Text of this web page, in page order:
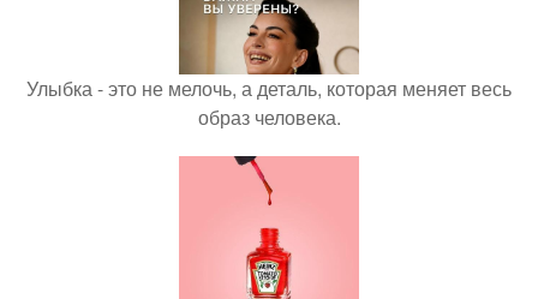
Улыбка - это не мелочь, а деталь, которая меняет весь
образ человека.